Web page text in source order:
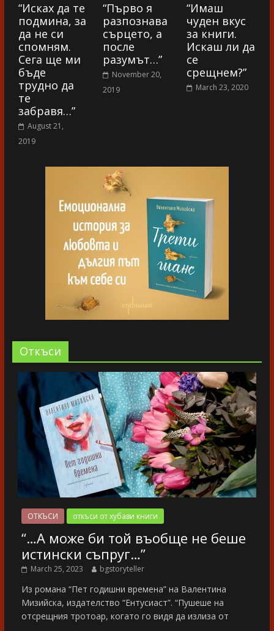
“Исках да те
подмина, за
да не си
спомням.
Сега ще ми
бъде
трудно да
те
забравя…”
August 21,
2019
“Първо я
разпознава
сърцето, а
после
разумът…”
November 20,
2019
“Имаш
чуден вкус
за книги.
Искаш ли да
се
срещнем?”
March 23, 2020
Oткъси
ОТКЪСИ откъси от хубави книги
“…А може би той въобще не беше
истински съпруг…”
March 25, 2023 bgstoryteller
Из романа “Пет годишни времена” на Валентина
Мизийска, издателство “Ентусиаст”. “Пушеше на
отсрещния тротоар, когато го видя да излиза от